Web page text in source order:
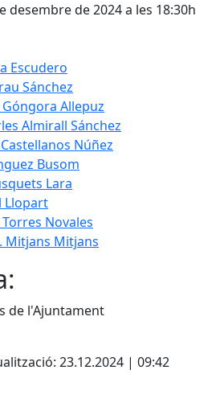
desembre de 2024 a les 18:30h
Escudero
Sánchez
Allepuz
Almirall Sánchez
Núñez
Busom
Lara
Llopart
Novales
Mitjans Mitjans
de l'Ajuntament
23.12.2024 | 09:42